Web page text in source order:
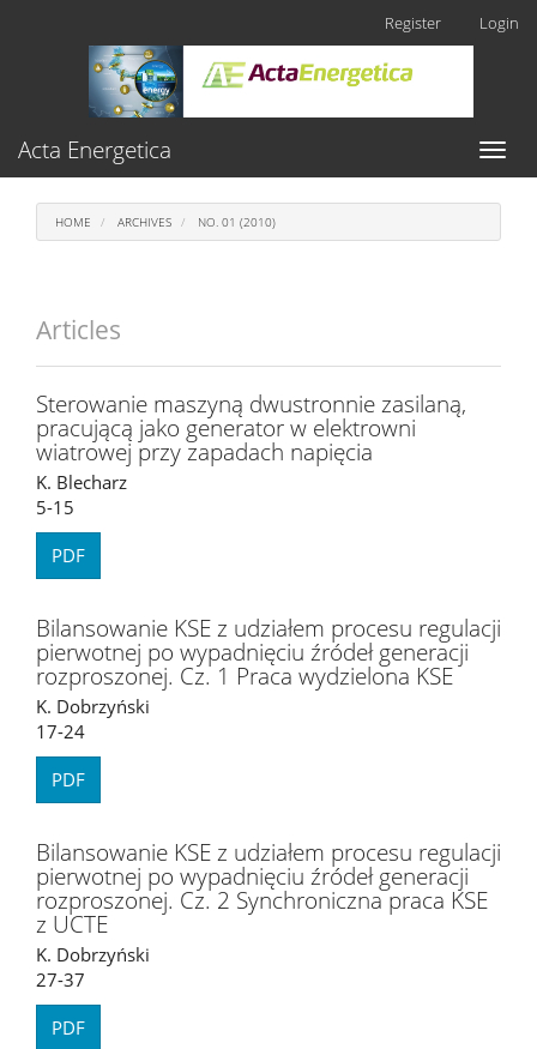
Content
Sidebar
Register Login
Toggle
Acta Energetica
HOME ARCHIVES NO. 01 (2010)
Articles
Sterowanie maszyną dwustronnie zasilaną,
pracującą jako generator w elektrowni
wiatrowej przy zapadach napięcia
K. Blecharz
5-15
PDF
Bilansowanie KSE z udziałem procesu regulacji
pierwotnej po wypadnięciu źródeł generacji
rozproszonej. Cz. 1 Praca wydzielona KSE
K. Dobrzyński
17-24
PDF
Bilansowanie KSE z udziałem procesu regulacji
pierwotnej po wypadnięciu źródeł generacji
rozproszonej. Cz. 2 Synchroniczna praca KSE
z UCTE
K. Dobrzyński
27-37
PDF